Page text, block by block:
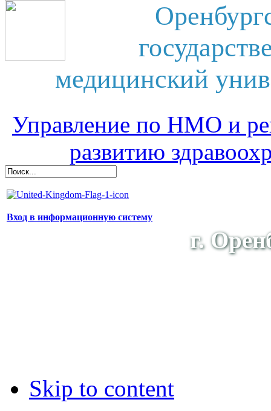
медицинский
Управление по НМО и
развитию
Вход в информационную систему
г.
Skip to content